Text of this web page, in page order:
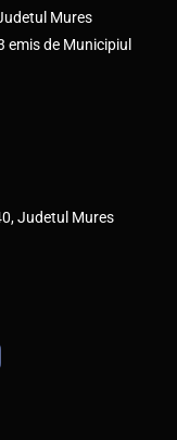
Mures
de Municipiul
Judetul Mures